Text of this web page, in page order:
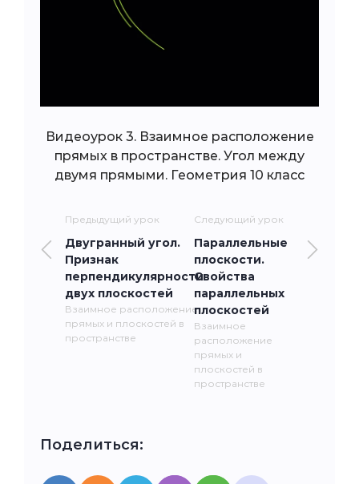
Видеоурок 3. Взаимное расположение
прямых в пространстве. Угол между
двумя прямыми. Геометрия 10 класс
Предыдущий урок
Двугранный угол.
Признак
перпендикулярности
двух плоскостей
Взаимное расположение
прямых и плоскостей в
пространстве
Следующий урок
Параллельные
плоскости.
Свойства
параллельных
плоскостей
Взаимное
расположение
прямых и
плоскостей в
пространстве
Поделиться: